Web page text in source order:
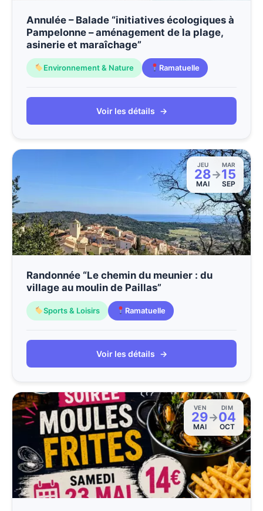
Annulée – Balade “initiatives écologiques à
Pampelonne – aménagement de la plage,
asinerie et maraîchage”
Environnement & Nature Ramatuelle
Voir les détails →
JEU
28
MAI
→
MAR
15
SEP
Randonnée “Le chemin du meunier : du
village au moulin de Paillas”
Sports & Loisirs Ramatuelle
Voir les détails →
VEN
29
MAI
→
DIM
04
OCT